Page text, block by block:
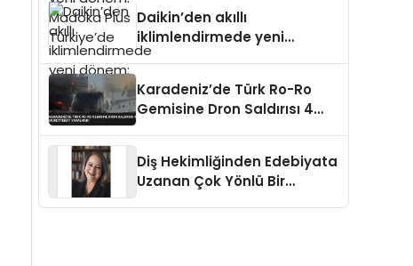
Daikin’den akıllı
iklimlendirmede yeni
dönem: Madoka Plus
Karadeniz’de Türk Ro-Ro
Gemisine Dron Saldırısı 4
Diş Hekimliğinden Edebiyata
Uzanan Çok Yönlü Bir